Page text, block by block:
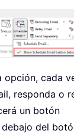
opción, cada
responda o
un botón
del